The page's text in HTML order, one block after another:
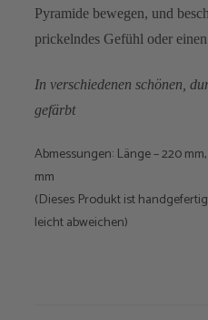
Pyramide bewegen, und
prickelndes Gefühl oder
In verschiedenen schönen,
gefärbt
Abmessungen: Länge – 220
mm
(Dieses Produkt ist
leicht abweichen)